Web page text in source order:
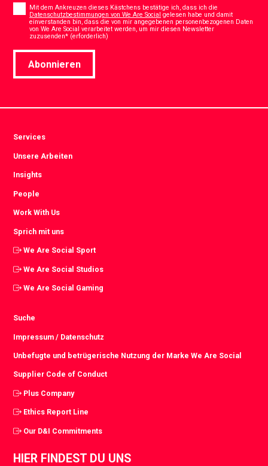
*
Mit dem Ankreuzen dieses Kästchens bestätige ich, dass ich die
Datenschutzbestimmungen von We Are Social gelesen habe und damit
einverstanden bin, dass die von mir angegebenen personenbezogenen Daten
von We Are Social verarbeitet werden, um mir diesen Newsletter
zuzusenden* (erforderlich)
Abonnieren
Services
Unsere Arbeiten
Insights
People
Work With Us
Sprich mit uns
We Are Social Sport
We Are Social Studios
We Are Social Gaming
Suche
Impressum / Datenschutz
Unbefugte und betrügerische Nutzung der Marke We Are Social
Supplier Code of Conduct
Plus Company
Ethics Report Line
Our D&I Commitments
HIER FINDEST DU UNS